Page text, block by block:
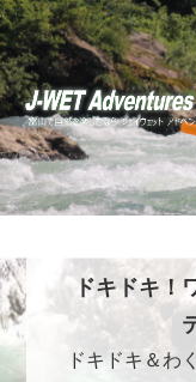
ドキドキ！
ドキドキ＆わ